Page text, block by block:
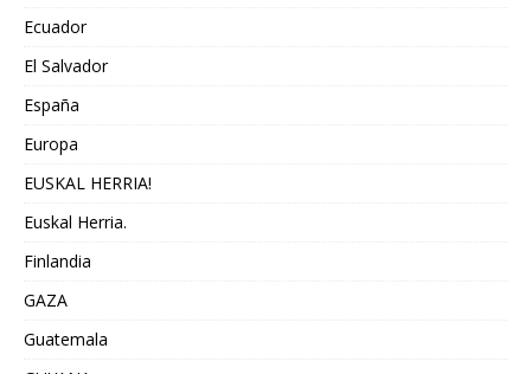
Ecuador
El Salvador
España
Europa
EUSKAL HERRIA!
Euskal Herria.
Finlandia
GAZA
Guatemala